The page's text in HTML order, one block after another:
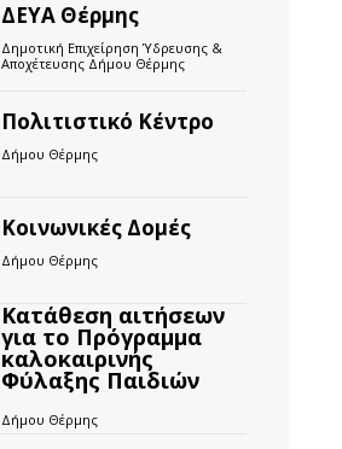
ΔΕΥΑ Θέρμης
Δημοτική Επιχείρηση Ύδρευσης &
Αποχέτευσης Δήμου Θέρμης
Πολιτιστικό Κέντρο
Δήμου Θέρμης
Κοινωνικές Δομές
Δήμου Θέρμης
Κατάθεση αιτήσεων
για το Πρόγραμμα
καλοκαιρινής
Φύλαξης Παιδιών
Δήμου Θέρμης